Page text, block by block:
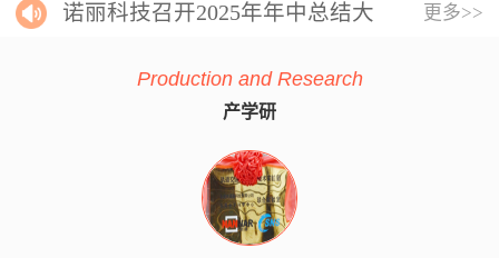
诺丽科技召开2025年年中总结大
更多>>
Production and Research
产学研